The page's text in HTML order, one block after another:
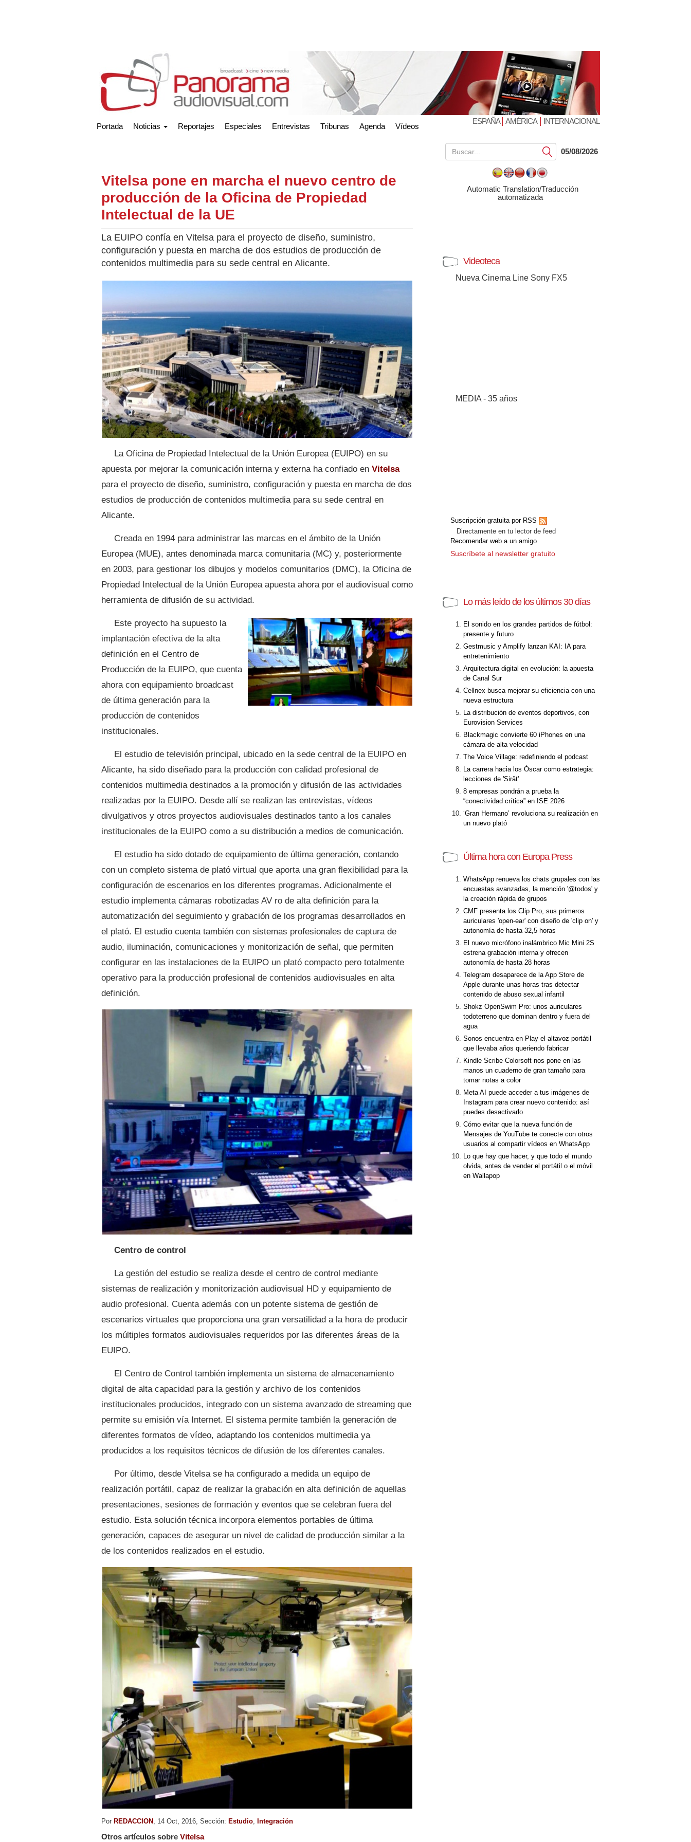
Portada Noticias Reportajes Especiales Entrevistas Tribunas Agenda Vídeos
ESPAÑA| AMÉRICA| INTERNACIONAL
Vitelsa pone en marcha el nuevo centro de
producción de la Oficina de Propiedad
Intelectual de la UE
La EUIPO confía en Vitelsa para el proyecto de diseño, suministro,
configuración y puesta en marcha de dos estudios de producción de
contenidos multimedia para su sede central en Alicante.
La Oficina de Propiedad Intelectual de la Unión Europea (EUIPO) en su
apuesta por mejorar la comunicación interna y externa ha confiado en Vitelsa
para el proyecto de diseño, suministro, configuración y puesta en marcha de dos
estudios de producción de contenidos multimedia para su sede central en
Alicante.
Creada en 1994 para administrar las marcas en el ámbito de la Unión
Europea (MUE), antes denominada marca comunitaria (MC) y, posteriormente
en 2003, para gestionar los dibujos y modelos comunitarios (DMC), la Oficina de
Propiedad Intelectual de la Unión Europea apuesta ahora por el audiovisual como
herramienta de difusión de su actividad.
Este proyecto ha supuesto la
implantación efectiva de la alta
definición en el Centro de
Producción de la EUIPO, que cuenta
ahora con equipamiento broadcast
de última generación para la
producción de contenidos
institucionales.
El estudio de televisión principal, ubicado en la sede central de la EUIPO en
Alicante, ha sido diseñado para la producción con calidad profesional de
contenidos multimedia destinados a la promoción y difusión de las actividades
realizadas por la EUIPO. Desde allí se realizan las entrevistas, vídeos
divulgativos y otros proyectos audiovisuales destinados tanto a los canales
institucionales de la EUIPO como a su distribución a medios de comunicación.
El estudio ha sido dotado de equipamiento de última generación, contando
con un completo sistema de plató virtual que aporta una gran flexibilidad para la
configuración de escenarios en los diferentes programas. Adicionalmente el
estudio implementa cámaras robotizadas AV ro de alta definición para la
automatización del seguimiento y grabación de los programas desarrollados en
el plató. El estudio cuenta también con sistemas profesionales de captura de
audio, iluminación, comunicaciones y monitorización de señal, que permiten
configurar en las instalaciones de la EUIPO un plató compacto pero totalmente
operativo para la producción profesional de contenidos audiovisuales en alta
definición.
Centro de control
La gestión del estudio se realiza desde el centro de control mediante
sistemas de realización y monitorización audiovisual HD y equipamiento de
audio profesional. Cuenta además con un potente sistema de gestión de
escenarios virtuales que proporciona una gran versatilidad a la hora de producir
los múltiples formatos audiovisuales requeridos por las diferentes áreas de la
EUIPO.
El Centro de Control también implementa un sistema de almacenamiento
digital de alta capacidad para la gestión y archivo de los contenidos
institucionales producidos, integrado con un sistema avanzado de streaming que
permite su emisión vía Internet. El sistema permite también la generación de
diferentes formatos de vídeo, adaptando los contenidos multimedia ya
producidos a los requisitos técnicos de difusión de los diferentes canales.
Por último, desde Vitelsa se ha configurado a medida un equipo de
realización portátil, capaz de realizar la grabación en alta definición de aquellas
presentaciones, sesiones de formación y eventos que se celebran fuera del
estudio. Esta solución técnica incorpora elementos portables de última
generación, capaces de asegurar un nivel de calidad de producción similar a la
de los contenidos realizados en el estudio.
Por REDACCION , 14 Oct, 2016, Sección: Estudio Integración
Otros artículos sobre Vitelsa
Submit05/08/2026
Automatic Translation/Traducción
automatizada
Videoteca
Nueva Cinema Line Sony FX5
MEDIA - 35 años
Suscripción gratuita por RSS
Directamente en tu lector de feed
Recomendar web a un amigo
Suscríbete al newsletter gratuito
Lo más leído de los últimos 30 días
El sonido en los grandes partidos de fútbol:
presente y futuro
Gestmusic y Amplify lanzan KAI: IA para
entretenimiento
Arquitectura digital en evolución: la apuesta
de Canal Sur
Cellnex busca mejorar su eficiencia con una
nueva estructura
La distribución de eventos deportivos, con
Eurovision Services
Blackmagic convierte 60 iPhones en una
cámara de alta velocidad
The Voice Village: redefiniendo el podcast
La carrera hacia los Óscar como estrategia:
lecciones de 'Sirât'
8 empresas pondrán a prueba la
“conectividad crítica” en ISE 2026
‘Gran Hermano’ revoluciona su realización en
un nuevo plató
Última hora con Europa Press
WhatsApp renueva los chats grupales con las
encuestas avanzadas, la mención '@todos' y
la creación rápida de grupos
CMF presenta los Clip Pro, sus primeros
auriculares 'open-ear' con diseño de 'clip on' y
autonomía de hasta 32,5 horas
El nuevo micrófono inalámbrico Mic Mini 2S
estrena grabación interna y ofrecen
autonomía de hasta 28 horas
Telegram desaparece de la App Store de
Apple durante unas horas tras detectar
contenido de abuso sexual infantil
Shokz OpenSwim Pro: unos auriculares
todoterreno que dominan dentro y fuera del
agua
Sonos encuentra en Play el altavoz portátil
que llevaba años queriendo fabricar
Kindle Scribe Colorsoft nos pone en las
manos un cuaderno de gran tamaño para
tomar notas a color
Meta AI puede acceder a tus imágenes de
Instagram para crear nuevo contenido: así
puedes desactivarlo
Cómo evitar que la nueva función de
Mensajes de YouTube te conecte con otros
usuarios al compartir vídeos en WhatsApp
Lo que hay que hacer, y que todo el mundo
olvida, antes de vender el portátil o el móvil
en Wallapop